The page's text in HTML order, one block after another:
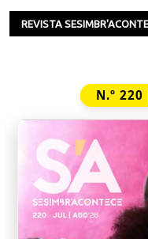
REVISTA
N.º 220